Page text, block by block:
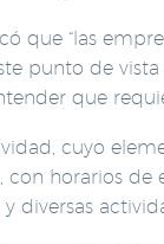
que “las
punto de
que
cuyo
horarios de
diversas